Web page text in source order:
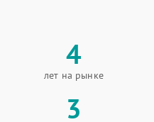
4
лет на рынке
3